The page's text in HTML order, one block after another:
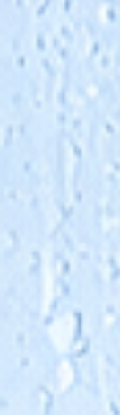
feiner
das
durch
und